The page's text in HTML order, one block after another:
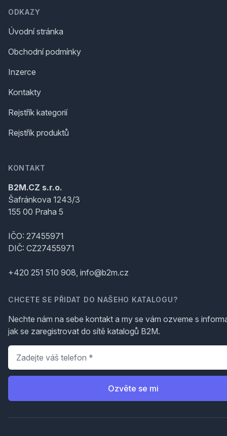
ODKAZY
Úvodní stránka
Obchodní podmínky
Inzerce
Kontakty
Rejstřík kategorií
Rejstřík produktů
KONTAKT
B2M.CZ s.r.o.
Šafránkova 1243/3
155 00 Praha 5
IČO: 27455971
DIČ: CZ27455971
+420 251 510 908, info@b2m.cz
CHCETE SE PŘIDAT DO NAŠEHO KATALOGU?
Nechte nám na sebe kontakt a my se vám ozveme s
jak se zaregistrovat do sítě katalogů B2M.
Telefon
Ozvěte se mi